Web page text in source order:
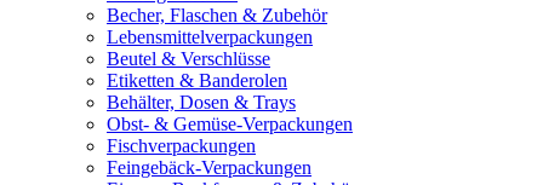
Becher, Flaschen & Zubehör
Lebensmittelverpackungen
Beutel & Verschlüsse
Etiketten & Banderolen
Behälter, Dosen & Trays
Obst- & Gemüse-Verpackungen
Fischverpackungen
Feingebäck-Verpackungen